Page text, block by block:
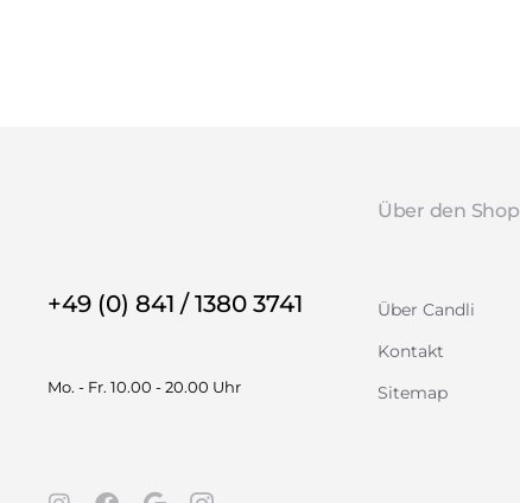
+49 (0) 841 / 1380 3741
Mo. - Fr. 10.00 - 20.00 Uhr
Über den Shop
Über Candli
Kontakt
Sitemap